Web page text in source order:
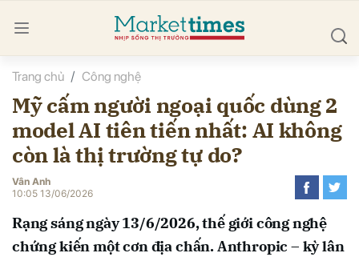
Trang chủ Công nghệ
Mỹ cấm người ngoại quốc dùng 2
model AI tiên tiến nhất: AI không
còn là thị trường tự do?
Vân Anh
10:05 13/06/2026
Rạng sáng ngày 13/6/2026, thế giới công nghệ
chứng kiến một cơn địa chấn. Anthropic – kỳ lân
luận